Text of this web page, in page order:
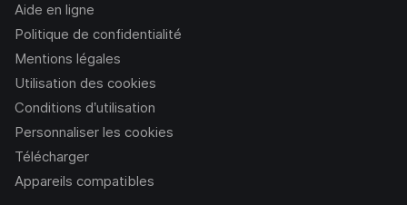
Aide en ligne
Politique de confidentialité
Mentions légales
Utilisation des cookies
Conditions d’utilisation
Personnaliser les cookies
Télécharger
Appareils compatibles